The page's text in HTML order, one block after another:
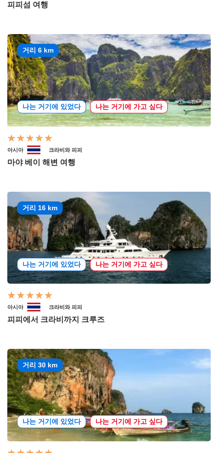
피피섬 여행
거리 6 km
나는 거기에 있었다 나는 거기에 가고 싶다
아시아 크라비와 피피
마야 베이 해변 여행
거리 16 km
나는 거기에 있었다 나는 거기에 가고 싶다
아시아 크라비와 피피
피피에서 크라비까지 크루즈
거리 30 km
나는 거기에 있었다 나는 거기에 가고 싶다